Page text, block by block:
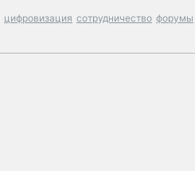
цифровизация сотрудничество форумы